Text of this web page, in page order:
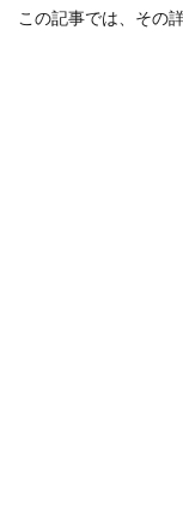
この記事では、その